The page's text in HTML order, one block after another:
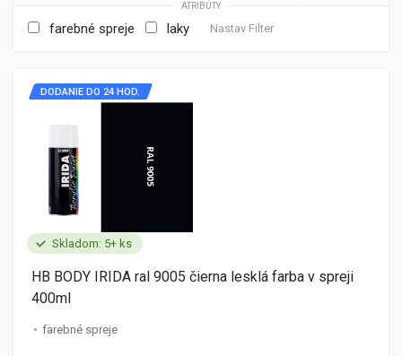
ATRIBÚTY
farebné spreje laky Nastav Filter
Skladom: 5+ ks
DODANIE DO 24 HOD.
HB BODY IRIDA ral 9005 čierna lesklá farba v spreji
400ml
farebné spreje